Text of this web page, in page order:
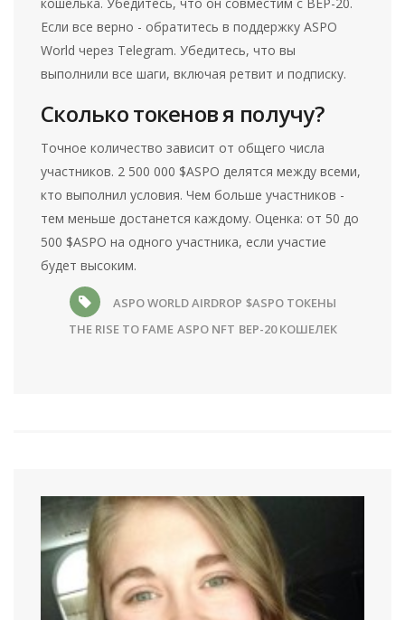
Если все верно - обратитесь в поддержку ASPO
World через Telegram. Убедитесь, что вы
выполнили все шаги, включая ретвит и подписку.
Сколько токенов я получу?
Точное количество зависит от общего числа
участников. 2 500 000 $ASPO делятся между всеми,
кто выполнил условия. Чем больше участников -
тем меньше достанется каждому. Оценка: от 50 до
500 $ASPO на одного участника, если участие
будет высоким.
ASPO WORLD AIRDROP $ASPO ТОКЕНЫ
THE RISE TO FAME ASPO NFT BEP-20 КОШЕЛЕК